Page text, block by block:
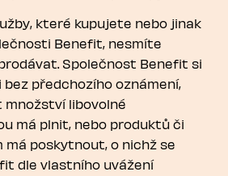
které kupujete nebo jinak
Benefit, nesmíte
Společnost Benefit si
bez předchozího oznámení,
libovolné
má plnit, nebo produktů či
má poskytnout, o nichž se
dle vlastního uvážení